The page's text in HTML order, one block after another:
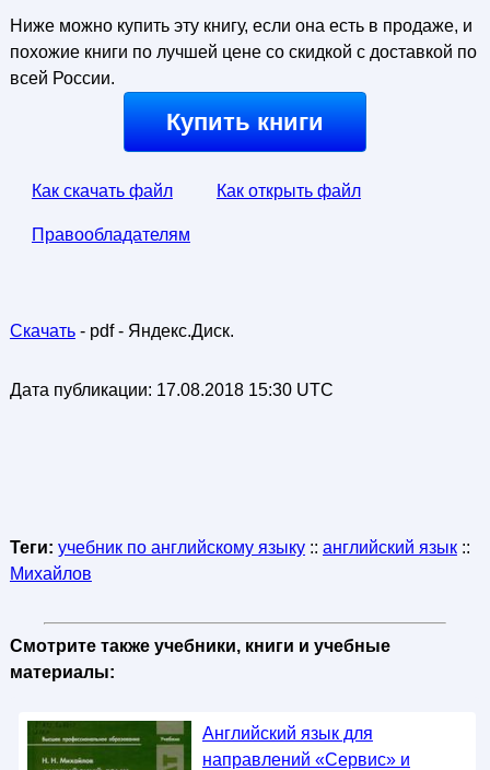
Ниже можно купить эту книгу, если она есть в продаже, и
похожие книги по лучшей цене со скидкой с доставкой по
всей России.
Купить книги
Как скачать файл Как открыть файл
Правообладателям
Скачать- pdf - Яндекс.Диск.
Дата публикации: 17.08.2018 15:30 UTC
Теги: учебник по английскому языку:: английский язык::
Михайлов
Смотрите также учебники, книги и учебные
материалы:
Английский язык для
направлений «Сервис» и